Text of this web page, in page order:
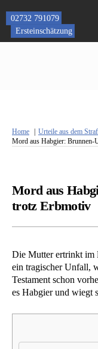
content
02732 791079
Ersteinschätzung
Home
Urteile aus dem
Mord aus Habgier: Brunnen-
Mord aus
trotz Erbmotiv
Die Mutter ertrinkt im
ein tragischer Unfall,
Testament schon
es Habgier und wiegt